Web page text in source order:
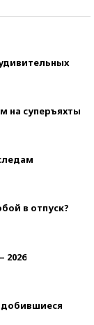
на суперъяхты
в отпуск?
2026